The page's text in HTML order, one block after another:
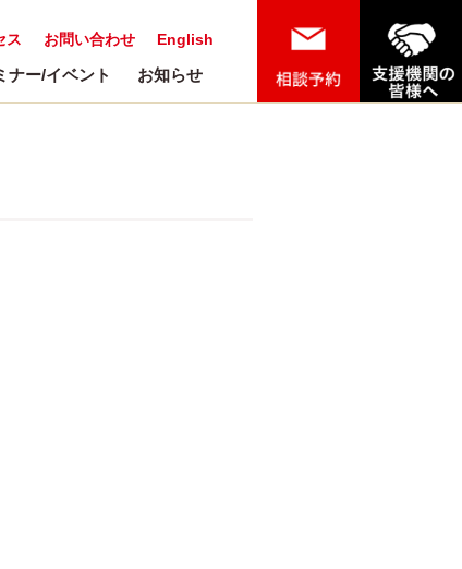
English
お問い合わせ
ス
ナー/イベント お知らせ